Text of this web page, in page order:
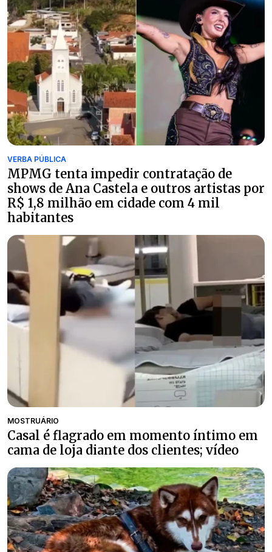
VERBA PÚBLICA
MPMG tenta impedir contratação de
shows de Ana Castela e outros artistas por
R$ 1,8 milhão em cidade com 4 mil
habitantes
MOSTRUÁRIO
Casal é flagrado em momento íntimo em
cama de loja diante dos clientes; vídeo